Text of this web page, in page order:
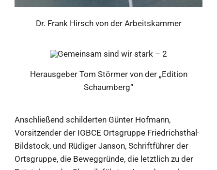
Dr. Frank Hirsch von der Arbeitskammer
Herausgeber Tom Störmer von der „Edition
Schaumberg“
Anschließend schilderten Günter Hofmann,
Vorsitzender der IGBCE Ortsgruppe Friedrichsthal-
Bildstock, und Rüdiger Janson, Schriftführer der
Ortsgruppe, die Beweggründe, die letztlich zu der